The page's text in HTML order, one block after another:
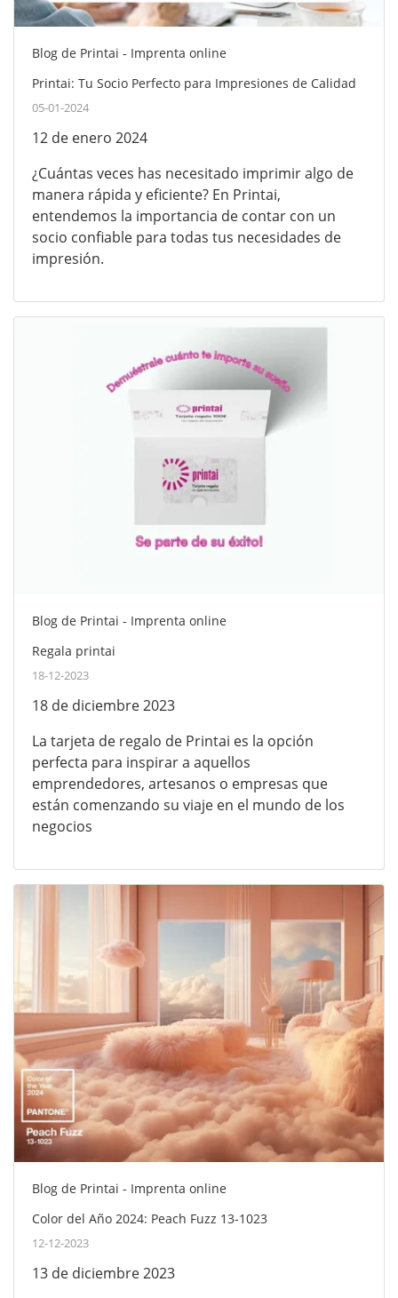
Blog de Printai - Imprenta online
Printai: Tu Socio Perfecto para Impresiones de Calidad
05-01-2024
12 de enero 2024
¿Cuántas veces has necesitado imprimir algo de
manera rápida y eficiente? En Printai,
entendemos la importancia de contar con un
socio confiable para todas tus necesidades de
impresión.
Blog de Printai - Imprenta online
Regala printai
18-12-2023
18 de diciembre 2023
La tarjeta de regalo de Printai es la opción
perfecta para inspirar a aquellos
emprendedores, artesanos o empresas que
están comenzando su viaje en el mundo de los
negocios
Blog de Printai - Imprenta online
Color del Año 2024: Peach Fuzz 13-1023
12-12-2023
13 de diciembre 2023